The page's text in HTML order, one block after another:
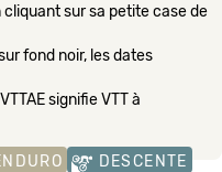
sur sa petite case de
fond noir, les dates
signifie VTT à
DESCENTE